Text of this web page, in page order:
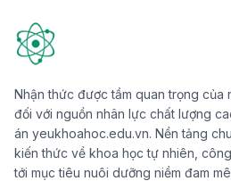
Nhận thức được tầm quan trọng của
đối với nguồn nhân lực chất lượng
án yeukhoahoc.edu.vn. Nền tảng
kiến thức về khoa học tự nhiên,
tới mục tiêu nuôi dưỡng niềm đam